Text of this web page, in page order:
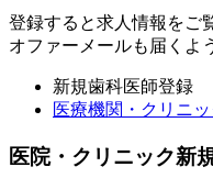
登録すると求人情報をご
オファーメールも届くよ
新規歯科医師登録
医療機関・クリニ
医院・クリニック新